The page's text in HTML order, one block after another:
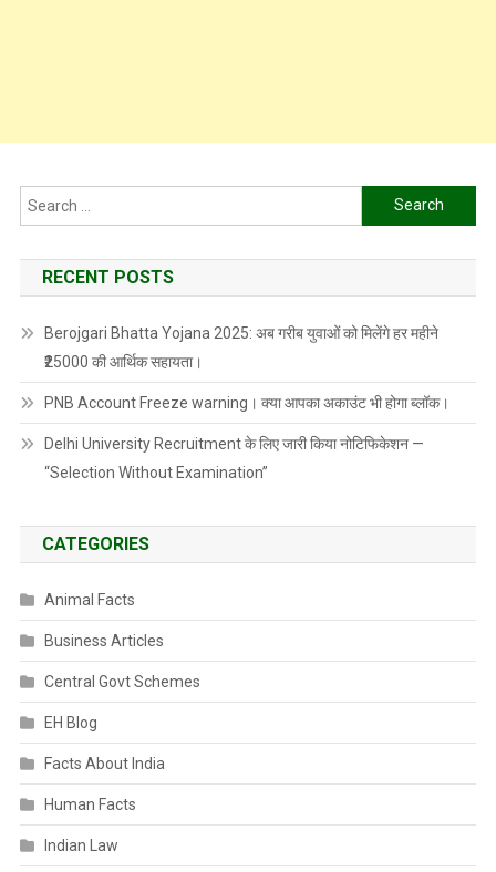
Search
for:
RECENT POSTS
Berojgari Bhatta Yojana 2025: अब गरीब युवाओं को मिलेंगे हर महीने
₹25000 की आर्थिक सहायता।
PNB Account Freeze warning। क्या आपका अकाउंट भी होगा ब्लॉक।
Delhi University Recruitment के लिए जारी किया नोटिफिकेशन —
“Selection Without Examination”
CATEGORIES
Animal Facts
Business Articles
Central Govt Schemes
EH Blog
Facts About India
Human Facts
Indian Law